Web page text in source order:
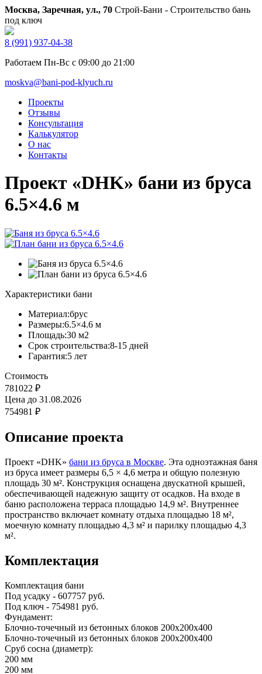
Москва, Заречная, ул., 70 Строй-Бани - Строительство бань
под ключ
8 (991) 937-04-38
Работаем Пн-Вс с 09:00 до 21:00
moskva@bani-pod-klyuch.ru
Проекты
Отзывы
Консультация
Калькулятор
О нас
Контакты
Проект «DHK» бани из бруса
6.5×4.6 м
Характеристики бани
Материал:брус
Размеры:6.5×4.6 м
Площадь:30 м2
Срок строительства:8-15 дней
Гарантия:5 лет
Стоимость
781022 ₽
Цена до 31.08.2026
754981 ₽
Описание проекта
Проект «DHK» бани из бруса в Москве. Эта одноэтажная баня
из бруса имеет размеры 6,5 × 4,6 метра и общую полезную
площадь 30 м². Конструкция оснащена двускатной крышей,
обеспечивающей надежную защиту от осадков. На входе в
баню расположена терраса площадью 14,9 м². Внутреннее
пространство включает комнату отдыха площадью 18 м²,
моечную комнату площадью 4,3 м² и парилку площадью 4,3
м².
Комплектация
Комплектация бани
Под усадку - 607757 руб.
Под ключ - 754981 руб.
Фундамент:
Блочно-точечный из бетонных блоков 200х200х400
Блочно-точечный из бетонных блоков 200х200х400
Сруб сосна (диаметр):
200 мм
200 мм